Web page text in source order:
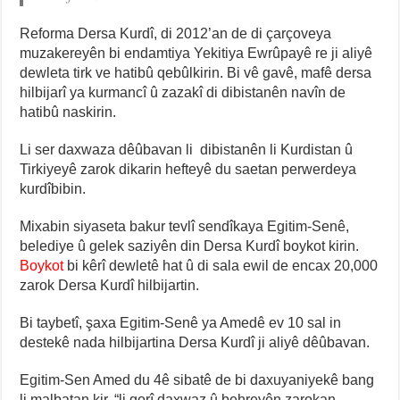
Reforma Dersa Kurdî, di 2012’an de di çarçoveya
muzakereyên bi endamtiya Yekitiya Ewrûpayê re ji aliyê
dewleta tirk ve hatibû qebûlkirin. Bi vê gavê, mafê dersa
hilbijarî ya kurmancî û zazakî di dibistanên navîn de
hatibû naskirin.
Li ser daxwaza dêûbavan li dibistanên li Kurdistan û
Tirkiyeyê zarok dikarin hefteyê du saetan perwerdeya
kurdîbibin.
Mixabin siyaseta bakur tevlî sendîkaya Egitim-Senê,
belediye û gelek saziyên din Dersa Kurdî boykot kirin.
Boykotbi kêrî dewletê hat û di sala ewil de encax 20,000
zarok Dersa Kurdî hilbijartin.
Bi taybetî, şaxa Egitim-Senê ya Amedê ev 10 sal in
destekê nada hilbijartina Dersa Kurdî ji aliyê dêûbavan.
Egitim-Sen Amed du 4ê sibatê de bi daxuyaniyekê bang